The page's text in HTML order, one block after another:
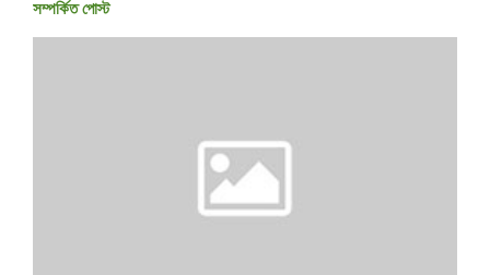
সম্পর্কিত পোস্ট